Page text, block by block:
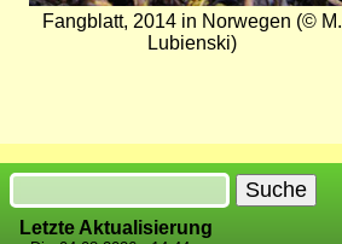
Fangblatt, 2014 in Norwegen (© M.
Lubienski)
Suche
Letzte Aktualisierung